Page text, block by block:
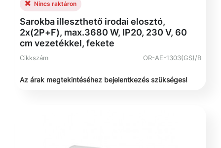
Nincs raktáron
Sarokba illeszthető irodai elosztó,
2x(2P+F), max.3680 W, IP20, 230 V, 60
cm vezetékkel, fekete
Cikkszám OR-AE-1303(GS)/B
Az árak megtekintéséhez bejelentkezés szükséges!